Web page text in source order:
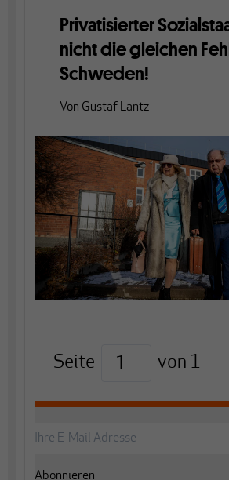
Privatisierter
nicht die gleichen
Schweden!
Von Gustaf Lantz
Seite von 1
Abonnieren